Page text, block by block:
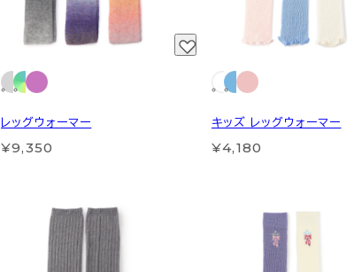
レッグウォーマー
¥9,350
キッズ レッグウォーマー
¥4,180